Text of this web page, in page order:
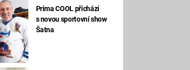
Prima COOL přichází
s novou sportovní show
Šatna